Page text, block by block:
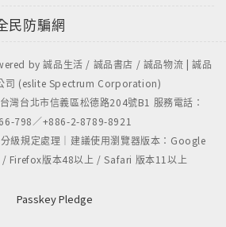
民防騙網
by 誠品生活 / 誠品書店 / 誠品物流 | 誠品
司 (eslite Spectrum Corporation)
灣台北市信義區松德路204號B1 服務電話：
798／+886-2-8789-8921
級規定處理｜建議使用瀏覽器版本：Google
Firefox版本48以上 / Safari 版本11以上
Passkey Pledge